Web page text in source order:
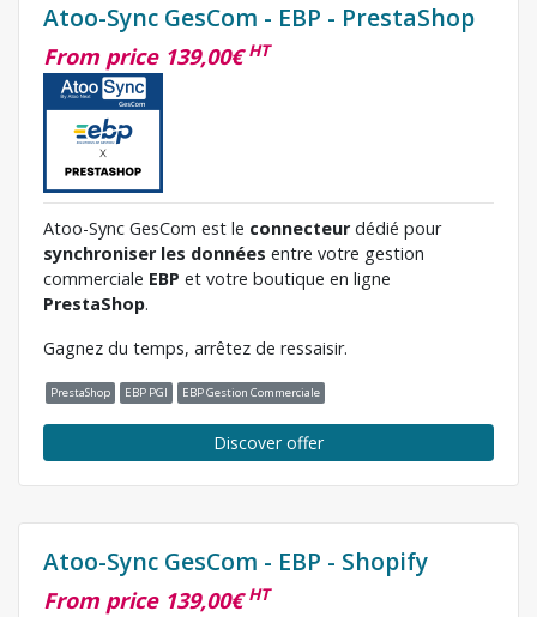
Atoo-Sync GesCom - EBP - PrestaShop
From price 139,00€HT
Atoo-Sync GesCom est le connecteurdédié pour
synchroniser les données entre votre gestion
commerciale EBP et votre boutique en ligne
PrestaShop.
Gagnez du temps, arrêtez de ressaisir.
PrestaShop EBP PGI EBP Gestion Commerciale
Discover offer
Atoo-Sync GesCom - EBP - Shopify
From price 139,00€HT